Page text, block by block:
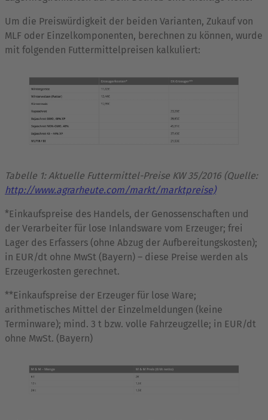
Um die Preiswürdigkeit der beiden Varianten, Zukauf von
MLF oder Einzelkomponenten, berechnen zu können, wurde
mit folgenden Futtermittelpreisen kalkuliert:
Tabelle 1: Aktuelle Futtermittel-Preise KW 35/2016 (Quelle:
http://www.agrarheute.com/markt/marktpreise)
*Einkaufspreise des Handels, der Genossenschaften und
der Verarbeiter für lose Inlandsware vom Erzeuger; frei
Lager des Erfassers (ohne Abzug der Aufbereitungskosten);
in EUR/dt ohne MwSt (Bayern) – diese Preise werden als
Erzeugerkosten gerechnet.
**Einkaufspreise der Erzeuger für lose Ware;
arithmetisches Mittel der Einzelmeldungen (keine
Terminware); mind. 3 t bzw. volle Fahrzeugzelle; in EUR/dt
ohne MwSt. (Bayern)